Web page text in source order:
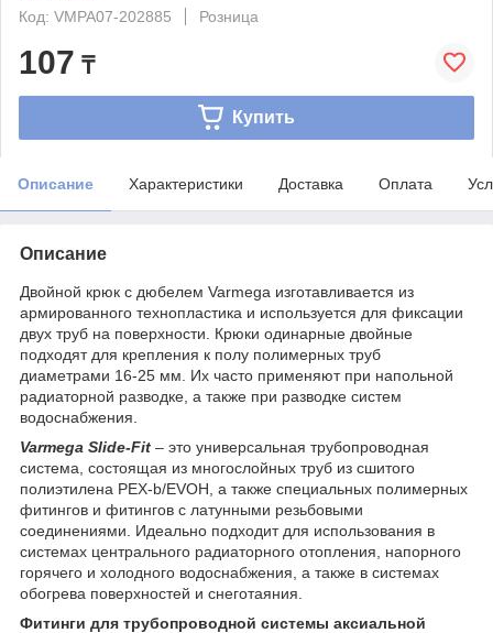
Код: VMPA07-202885
Розница
107 ₸
Купить
Описание Характеристики Доставка Оплата
Описание
Двойной крюк с дюбелем Varmega изготавливается из
армированного технопластика и используется для фиксации
двух труб на поверхности. Крюки одинарные двойные
подходят для крепления к полу полимерных труб
диаметрами 16-25 мм. Их часто применяют при напольной
радиаторной разводке, а также при разводке систем
водоснабжения.
Varmega Slide-Fit – это универсальная трубопроводная
система, состоящая из многослойных труб из сшитого
полиэтилена PEX-b/EVOH, а также специальных полимерных
фитингов и фитингов с латунными резьбовыми
соединениями. Идеально подходит для использования в
системах центрального радиаторного отопления, напорного
горячего и холодного водоснабжения, а также в системах
обогрева поверхностей и снеготаяния.
Фитинги для трубопроводной системы аксиальной